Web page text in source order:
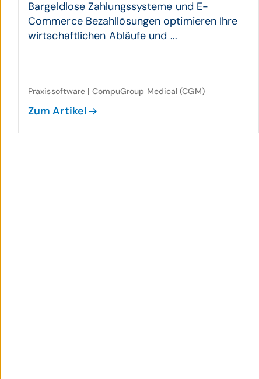
Bargeldlose Zahlungssysteme und E-
Commerce Bezahllösungen optimieren Ihre
wirtschaftlichen Abläufe und ...
Praxissoftware | CompuGroup Medical (CGM)
Zum Artikel